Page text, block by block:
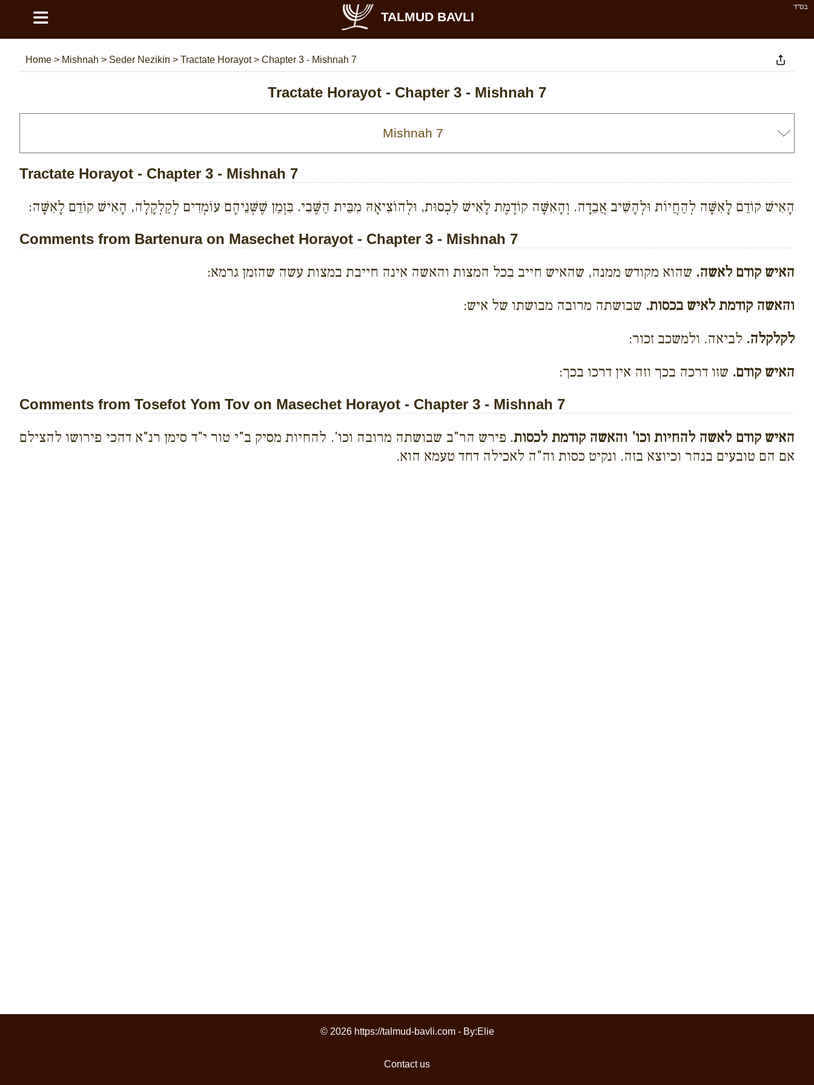
בס''ד ≡ TALMUD BAVLI
Home > Mishnah > Seder Nezikin > Tractate Horayot> Chapter 3 - Mishnah 7
Tractate Horayot - Chapter 3 - Mishnah 7
Tractate Horayot - Chapter 3 - Mishnah 7
הָאִישׁ קוֹדֵם לָאִשָּׁה לְהַחֲיוֹת וּלְהָשִׁיב אֲבֵדָה. וְהָאִשָּׁה קוֹדֶמֶת לָאִישׁ לִכְסוּת, וּלְהוֹצִיאָהּ מִבֵּית הַשֶּׁבִי. בִּזְמַן שֶׁשְּׁנֵיהֶם עוֹמְדִים לְקַלְקָלָה, הָאִישׁ קוֹדֵם לָאִשָּׁה:
Comments from Bartenura on Masechet Horayot - Chapter 3 - Mishnah 7
האיש קודם לאשה. שהוא מקודש ממנה, שהאיש חייב בכל המצות והאשה אינה חייבת במצות עשה שהזמן גרמא:
והאשה קודמת לאיש בכסות. שבושתה מרובה מבושתו של איש:
לקלקלה. לביאה. ולמשכב זכור:
האיש קודם. שזו דרכה בכך וזה אין דרכו בכך:
Comments from Tosefot Yom Tov on Masechet Horayot - Chapter 3 - Mishnah 7
האיש קודם לאשה להחיות וכו' והאשה קודמת לכסות. פירש הר"ב שבושתה מרובה וכו'. להחיות מסיק ב"י טור י"ד סימן רנ"א דהכי פירושו להצילם
אם הם טובעים בנהר וכיוצא בזה. ונקיט כסות וה"ה לאכילה דחד טעמא הוא.
© 2026 https://talmud-bavli.com - By:Elie
Contact us